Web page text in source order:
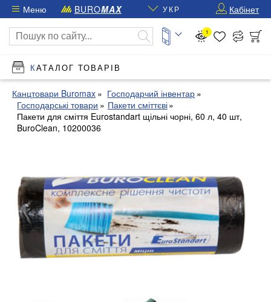
Меню BUROMAX УКР Кабінет
1
КАТАЛОГ ТОВАРІВ
Канцтовари Buromax
Господарчий інвентар
Господарські товари
Пакети сміттєві
Пакети для сміття Eurostandart щільні чорні, 60 л, 40 шт,
BuroClean, 10200036